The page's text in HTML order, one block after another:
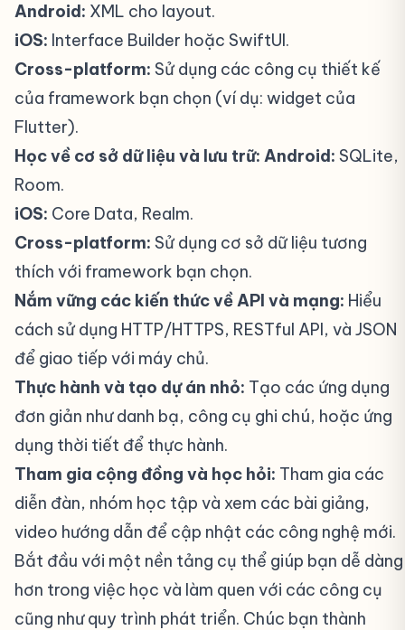
Android: XML cho layout.
iOS: Interface Builder hoặc SwiftUI.
Cross-platform: Sử dụng các công cụ thiết kế
của framework bạn chọn (ví dụ: widget của
Flutter).
Học về cơ sở dữ liệu và lưu trữ: Android: SQLite,
Room.
iOS: Core Data, Realm.
Cross-platform: Sử dụng cơ sở dữ liệu tương
thích với framework bạn chọn.
Nắm vững các kiến thức về API và mạng: Hiểu
cách sử dụng HTTP/HTTPS, RESTful API, và JSON
để giao tiếp với máy chủ.
Thực hành và tạo dự án nhỏ: Tạo các ứng dụng
đơn giản như danh bạ, công cụ ghi chú, hoặc ứng
dụng thời tiết để thực hành.
Tham gia cộng đồng và học hỏi: Tham gia các
diễn đàn, nhóm học tập và xem các bài giảng,
video hướng dẫn để cập nhật các công nghệ mới.
Bắt đầu với một nền tảng cụ thể giúp bạn dễ dàng
hơn trong việc học và làm quen với các công cụ
cũng như quy trình phát triển. Chúc bạn thành